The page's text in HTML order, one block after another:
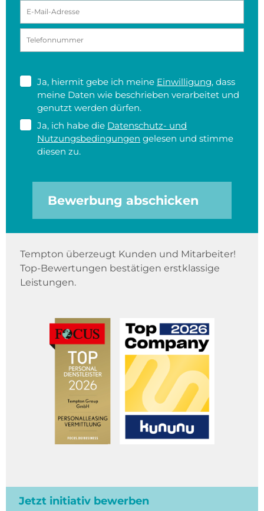
Ja, hiermit gebe ich meine Einwilligung, dass
meine Daten wie beschrieben verarbeitet und
genutzt werden dürfen.
Ja, ich habe die Datenschutz- und
Nutzungsbedingungen gelesen und stimme
diesen zu.
Bewerbung abschicken
Tempton überzeugt Kunden und Mitarbeiter!
Top-Bewertungen bestätigen erstklassige
Leistungen.
Jetzt initiativ bewerben